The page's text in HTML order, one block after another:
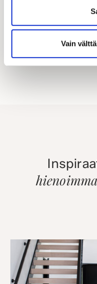
Vain
KATSO